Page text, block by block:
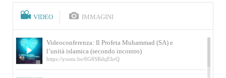
VIDEO IMMAGINI
Videoconferenza: Il Profeta Muhammad (SA) e
l’unità islamica (secondo incontro)
https://youtu.be/6G8SRdqEhrQ